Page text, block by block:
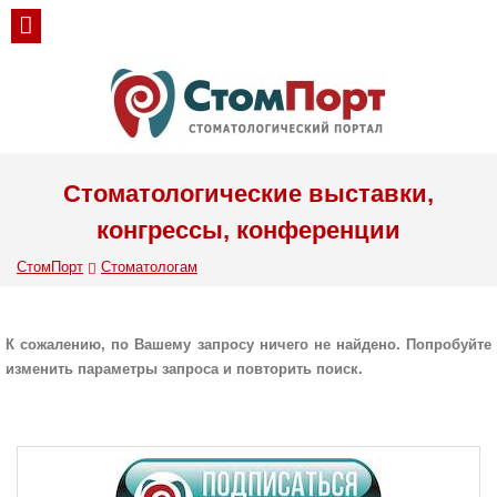
Стоматологические выставки,
конгрессы, конференции
СтомПорт Стоматологам
К сожалению, по Вашему запросу ничего не найдено. Попробуйте
изменить параметры запроса и повторить поиск.